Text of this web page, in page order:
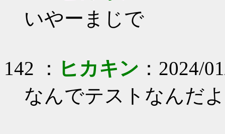
いやーまじで
142 ： ヒカキン ：2024/
なんでテストなんだ